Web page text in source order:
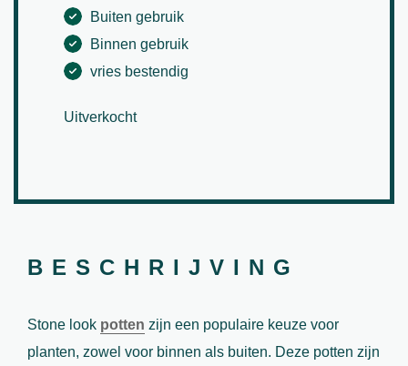
Buiten gebruik
Binnen gebruik
vries bestendig
Uitverkocht
BESCHRIJVING
Stone look potten zijn een populaire keuze voor
planten, zowel voor binnen als buiten. Deze potten zijn